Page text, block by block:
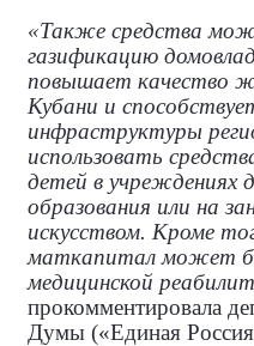
«Также средства
газификацию
повышает качество
Кубани и
инфраструктуры
использовать
детей в учреждениях
образования или на
искусством. Кроме
маткапитал может
медицинской
прокомментировала
Думы («Единая